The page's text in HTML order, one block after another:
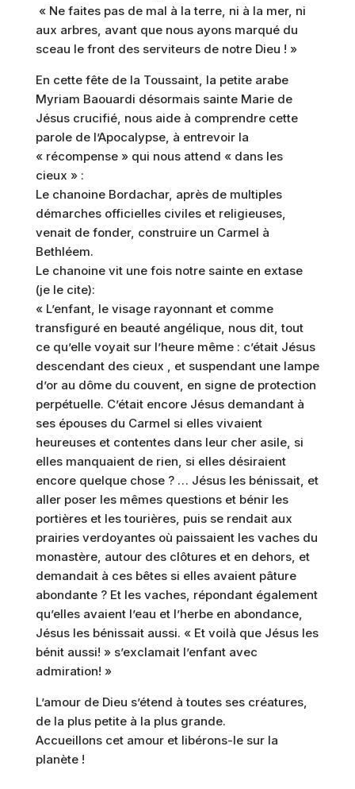
« Ne faites pas de mal à la terre, ni à la mer, ni
aux arbres, avant que nous ayons marqué du
sceau le front des serviteurs de notre Dieu ! »
En cette fête de la Toussaint, la petite arabe
Myriam Baouardi désormais sainte Marie de
Jésus crucifié, nous aide à comprendre cette
parole de l’Apocalypse, à entrevoir la
« récompense » qui nous attend « dans les
cieux » :
Le chanoine Bordachar, après de multiples
démarches officielles civiles et religieuses,
venait de fonder, construire un Carmel à
Bethléem.
Le chanoine vit une fois notre sainte en extase
(je le cite):
« L’enfant, le visage rayonnant et comme
transfiguré en beauté angélique, nous dit, tout
ce qu’elle voyait sur l’heure même : c’était Jésus
descendant des cieux , et suspendant une lampe
d’or au dôme du couvent, en signe de protection
perpétuelle. C’était encore Jésus demandant à
ses épouses du Carmel si elles vivaient
heureuses et contentes dans leur cher asile, si
elles manquaient de rien, si elles désiraient
encore quelque chose ? … Jésus les bénissait, et
aller poser les mêmes questions et bénir les
portières et les tourières, puis se rendait aux
prairies verdoyantes où paissaient les vaches du
monastère, autour des clôtures et en dehors, et
demandait à ces bêtes si elles avaient pâture
abondante ? Et les vaches, répondant également
qu’elles avaient l’eau et l’herbe en abondance,
Jésus les bénissait aussi. « Et voilà que Jésus les
bénit aussi! » s’exclamait l’enfant avec
admiration! »
L’amour de Dieu s’étend à toutes ses créatures,
de la plus petite à la plus grande.
Accueillons cet amour et libérons-le sur la
planète !